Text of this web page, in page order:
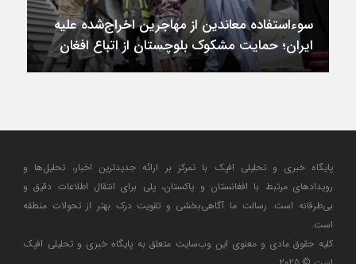
سوءاستفاده معاندین از مهاجرین اخراج‌شده علیه
ایران؛ حمایت مشکوک بلوچستان از اتباع افغان
پایگاه خبری و تحلیلی افپک با تمرکز بر ارائه جدیدترین اخبار، تحلیل‌ها و
رویدادهای مرتبط با افغانستان و پاکستان، پلی برای انتقال اطلاعات دقیق و
بی‌طرفانه است. رسالت ما آگاهی‌بخشی و تقویت درک بهتر از تحولات منطقه
است.
کلیه حقوق مادی و معنوی این وب‌سایت متعلق به پایگاه خبری و تحلیلی افپک